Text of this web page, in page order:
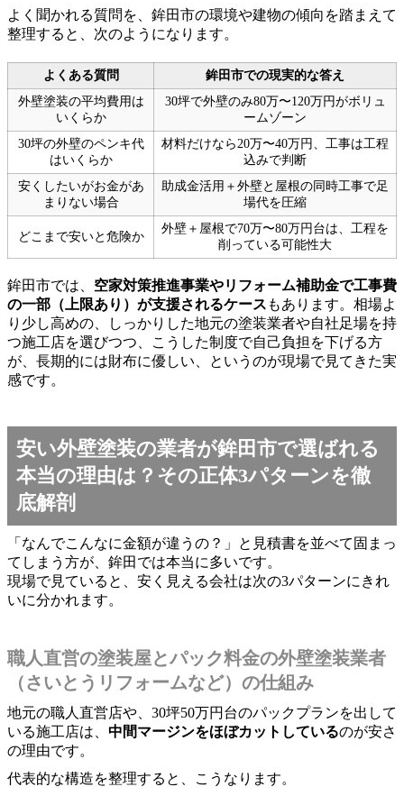
よく聞かれる質問を、鉾田市の環境や建物の傾向を踏まえて
整理すると、次のようになります。
よくある質問
鉾田市での現実的な答え
外壁塗装の平均費用は
いくらか
30坪で外壁のみ80万〜120万円がボリュ
ームゾーン
30坪の外壁のペンキ代
はいくらか
材料だけなら20万〜40万円、工事は工程
込みで判断
安くしたいがお金があ
まりない場合
助成金活用＋外壁と屋根の同時工事で足
場代を圧縮
どこまで安いと危険か
外壁＋屋根で70万〜80万円台は、工程を
削っている可能性大
鉾田市では、 空家対策推進事業やリフォーム補助金で工事費
の一部（上限あり）が支援されるケース もあります。相場よ
り少し高めの、しっかりした地元の塗装業者や自社足場を持
つ施工店を選びつつ、こうした制度で自己負担を下げる方
が、長期的には財布に優しい、というのが現場で見てきた実
感です。
安い外壁塗装の業者が鉾田市で選ばれる
本当の理由は？その正体3パターンを徹
底解剖
「なんでこんなに金額が違うの？」と見積書を並べて固まっ
てしまう方が、鉾田では本当に多いです。
現場で見ていると、安く見える会社は次の3パターンにきれ
いに分かれます。
職人直営の塗装屋とパック料金の外壁塗装業者
（さいとうリフォームなど）の仕組み
地元の職人直営店や、30坪50万円台のパックプランを出して
いる施工店は、 中間マージンをほぼカットしているのが安さ
の理由です。
代表的な構造を整理すると、こうなります。